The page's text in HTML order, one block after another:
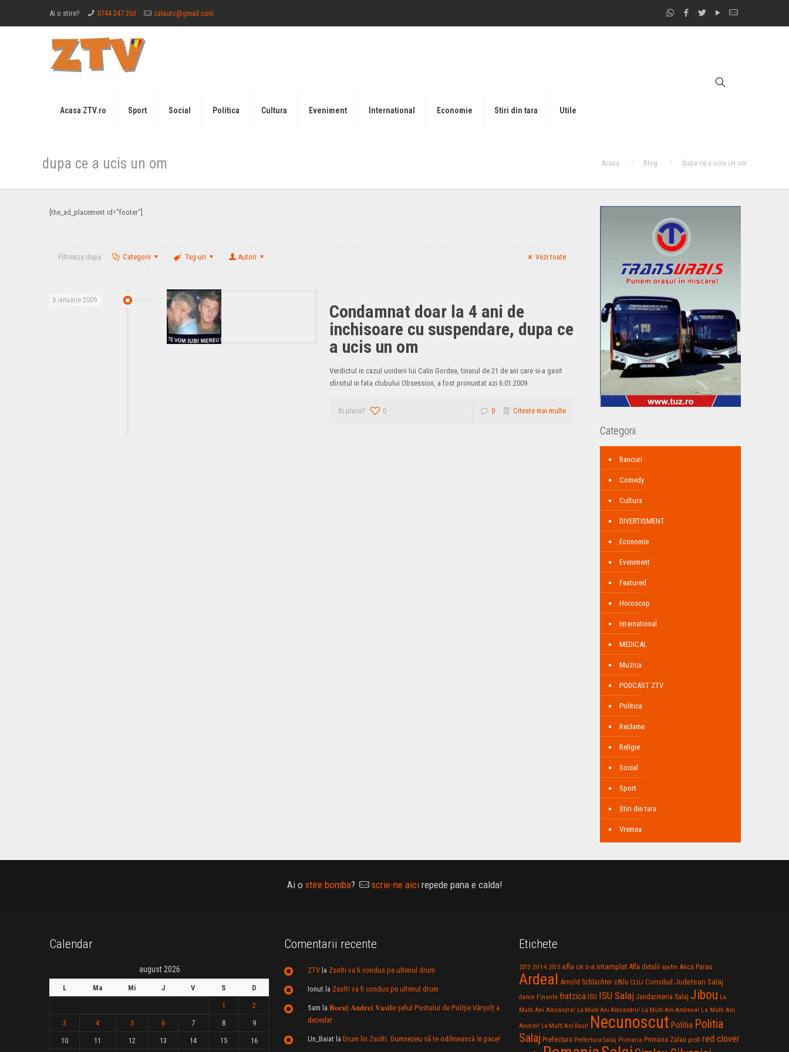
Ai o stire? 0744 247 263 zalautv@gmail.com
Acasa ZTV.ro Sport Social Politica Cultura Eveniment International Economie Stiri din tara Utile
dupa ce a ucis un om Acasa Blog dupa ce a ucis un om
[the_ad_placement id="footer"]
Filtreaza dupa Categorii Tag-uri Autori Vezi toate
6 ianuarie 2009
Condamnat doar la 4 ani de
inchisoare cu suspendare, dupa ce
a ucis un om
Verdictul in cazul uciderii lui Calin Gordea, tinarul de 21 de ani care si-a gasit
sfirsitul in fata clubului Obsession, a fost pronuntat azi 6.01.2009.
Iti place? 0 0 Citeste mai multe
Categorii
Bancuri
Comedy
Cultura
DIVERTISMENT
Economie
Eveniment
Featured
Horoscop
International
MEDICAL
Muzica
PODCAST ZTV
Politica
Reclame
Religie
Social
Sport
Stiri din tara
Vremea
Ai o stire bomba? scrie-ne aicirepede pana e calda!
Calendar
august 2026
L Ma Mi J V S
D
1
2
3
4 5 6 7 8
9
10
11 12 13 14 15 16
Comentarii recente
ZTVla Zsolti va fi condus pe ultimul drum
Ionut la Zsolti va fi condus pe ultimul drum
Sam la 𝐁𝐨𝐜𝐮ț 𝐀𝐧𝐝𝐫𝐞𝐢 𝐕𝐚𝐬𝐢𝐥e şeful Postului de Poliție Vârșolț a
decedat
Un_Baiat la Drum lin Zsolti. Dumnezeu sã te odihneascã în pace!
Etichete
2013 2014 2015 afla ce s-a intamplat Afla detalii ajofm Anca Parau
Ardeal Arnold Schlachter c8ilu CLUJ Consiliul Judetean Salaj
dance Finante fratzica ISU ISU Salaj Jandarmeria Salaj Jibou La
Multi Ani Alexandra! La Multi Ani Alexandru! La Multi Ani Andreea! La Multi Ani
Andrei! La Multi Ani Raul! Necunoscut Politia Politia
Salaj Prefectura Prefectura Salaj Primaria Primaria Zalau profi red clover